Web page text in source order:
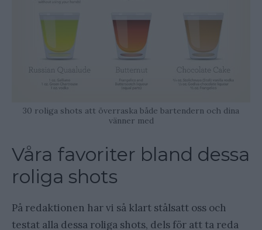
30 roliga shots att överraska både bartendern och dina
vänner med
Våra favoriter bland dessa
roliga shots
På redaktionen har vi så klart stålsatt oss och
testat alla dessa roliga shots, dels för att ta reda